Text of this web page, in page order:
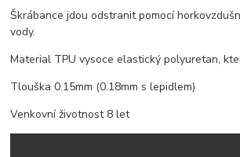
Škrábance jdou odstranit pomocí
vody.
Material TPU vysoce elastický polyuretan,
Tlouška 0.15mm (0.18mm s lepidlem)
Venkovní životnost 8 let